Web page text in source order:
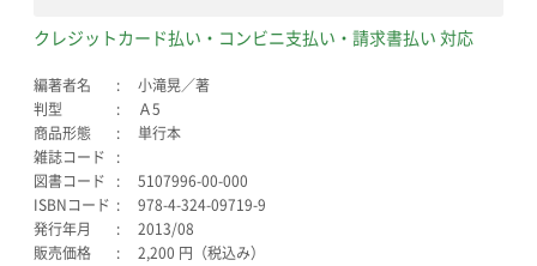
クレジットカード払い・コンビニ支払い・請求書払い 対応
編著者名
小滝晃／著
判型
Ａ5
商品形態
単行本
雑誌コード
図書コード
5107996-00-000
ISBNコード
978-4-324-09719-9
発行年月
2013/08
販売価格
2,200 円（税込み）